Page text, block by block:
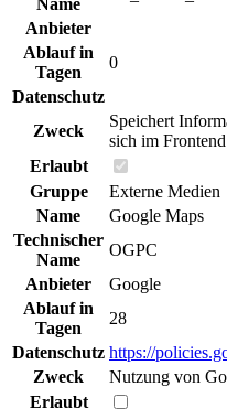
Anbieter
Ablauf in
Tagen
0
Datenschutz
Zweck
Speichert
sich im
Erlaubt
Gruppe
Externe Medien
Name
Google Maps
Technischer
Name
OGPC
Anbieter
Google
Ablauf in
Tagen
28
Datenschutz https://
Zweck
Nutzung von
Erlaubt